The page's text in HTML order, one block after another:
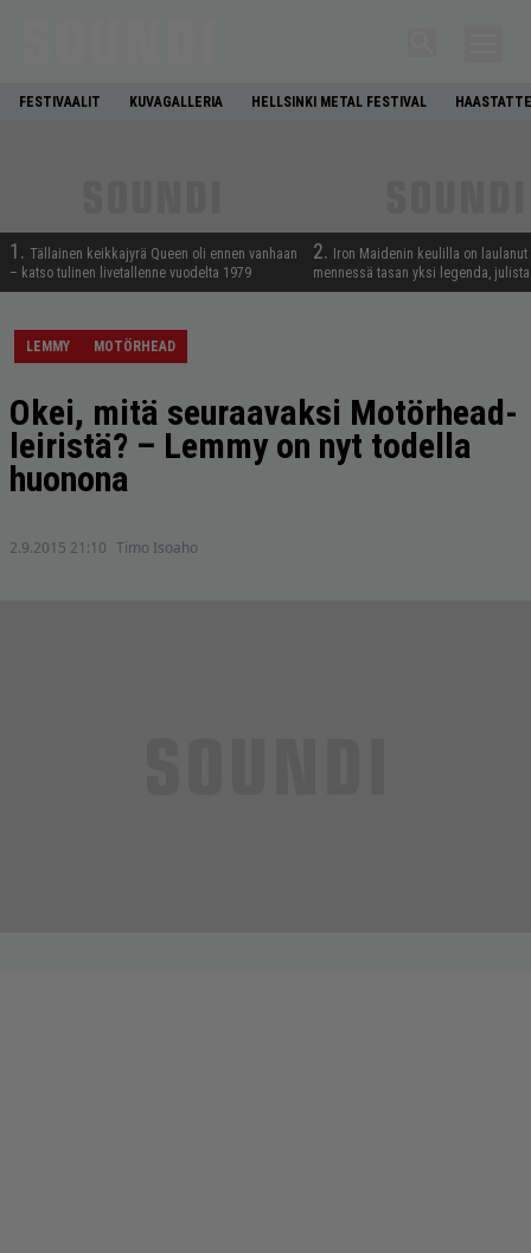
FESTIVAALIT KUVAGALLERIA HELLSINKI METAL FESTIVAL
1. Tällainen keikkajyrä Queen oli ennen vanhaan
– katso tulinen livetallenne vuodelta 1979
2.
Iron Maidenin keulilla on laulanut
mennessä tasan yksi legenda,
LEMMY MOTÖRHEAD
Okei, mitä seuraavaksi Motörhead-
leiristä? – Lemmy on nyt todella
huonona
2.9.2015 21:10 Timo Isoaho